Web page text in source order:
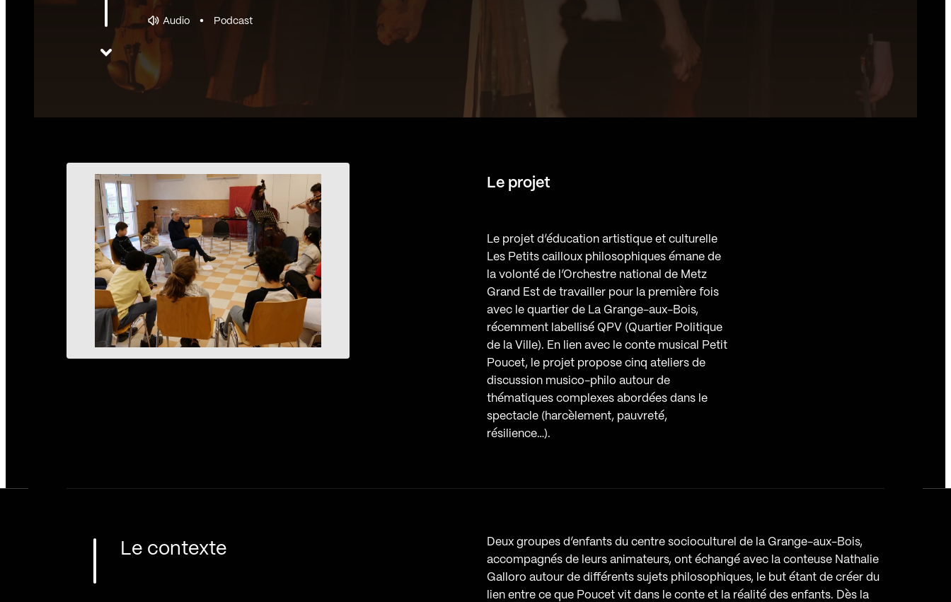
Audio Podcast
Le projet
Le projet d’éducation artistique et culturelle
Les Petits cailloux philosophiques émane de
la volonté de l’Orchestre national de Metz
Grand Est de travailler pour la première fois
avec le quartier de La Grange-aux-Bois,
récemment labellisé QPV (Quartier Politique
de la Ville). En lien avec le conte musical Petit
Poucet, le projet propose cinq ateliers de
discussion musico-philo autour de
thématiques complexes abordées dans le
spectacle (harcèlement, pauvreté,
résilience…).
Le contexte
Deux groupes d’enfants du centre socioculturel de la Grange-aux-Bois,
accompagnés de leurs animateurs, ont échangé avec la conteuse Nathalie
Galloro autour de différents sujets philosophiques, le but étant de créer du
lien entre ce que Poucet vit dans le conte et la réalité des enfants. Dès la